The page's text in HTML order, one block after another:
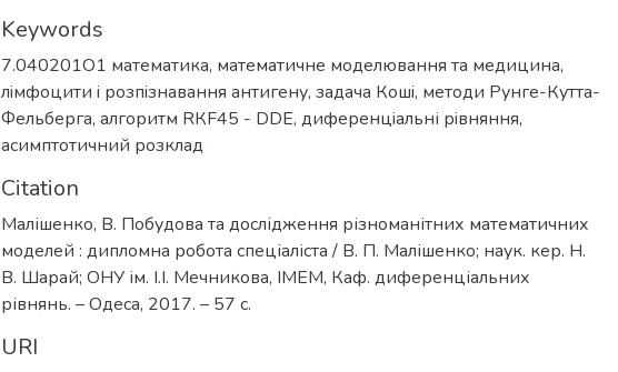
Keywords
7.040201О1 математика, математичне моделювання та медицина,
лiмфоцити i розпiзнавання антигену, задача Кошi, методи Рунге-Кутта-
Фельберга, алгоритм RКF45 - DDE, диференцiальні рiвняння,
асимптотичний розклад
Citation
Малішенко, В. Побудова та дослідження різноманітних математичних
моделей : дипломна робота спеціаліста / В. П. Малішенко; наук. кер. Н.
В. Шарай; ОНУ ім. І.І. Мечникова, ІМЕМ, Каф. диференціальних
рівнянь. – Одеса, 2017. – 57 с.
URI